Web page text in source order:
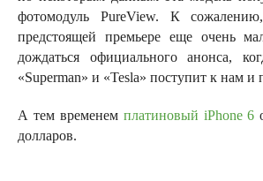
фотомодуль PureView. К
предстоящей премьере еще очень
дождаться официального анонса,
«Superman» и «Tesla» поступит к нам и
А тем временем платиновый iPhone 6
долларов.